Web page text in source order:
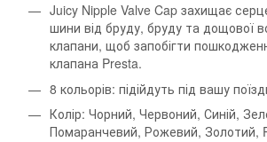
Juicy Nipple Valve Cap захищає
шини від бруду, бруду та дощової
клапани, щоб запобігти
клапана Presta.
8 кольорів: підійдуть під вашу
Колір: Чорний, Червоний, Синій,
Помаранчевий, Рожевий, Золотий,